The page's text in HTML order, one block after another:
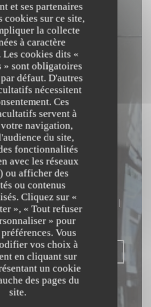
et ses partenaires
cookies sur ce site,
la collecte
à caractère
Les cookies dits «
» sont obligatoires
défaut. D'autres
nécessitent
Ces
servent à
navigation,
du site,
fonctionnalités
avec les réseaux
ou afficher des
ou contenus
Cliquez sur «
», « Tout refuser
» pour
Vous
vos choix à
en cliquant sur
un cookie
des pages du
site.
Gabrielle
GASTRONOMIQUE |
PARIS